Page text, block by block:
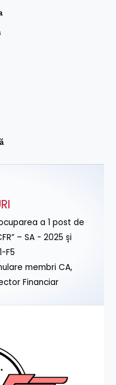
a 1 post de
– SA - 2025 și
F5
membri CA,
Financiar